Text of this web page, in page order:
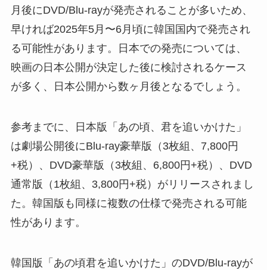
月後にDVD/Blu-rayが発売されることが多いため、
早ければ2025年5月〜6月頃に韓国国内で発売され
る可能性があります。日本での発売については、
映画の日本公開が決定した後に検討されるケース
が多く、日本公開から数ヶ月後となるでしょう。
参考までに、日本版「あの頃、君を追いかけた」
は劇場公開後にBlu-ray豪華版（3枚組、7,800円
+税）、DVD豪華版（3枚組、6,800円+税）、DVD
通常版（1枚組、3,800円+税）がリリースされまし
た。韓国版も同様に複数の仕様で発売される可能
性があります。
韓国版「あの頃君を追いかけた」のDVD/Blu-rayが